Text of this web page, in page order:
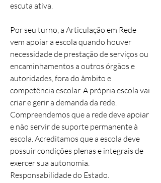
escuta ativa.
Por seu turno, a Articulação em Rede
vem apoiar a escola quando houver
necessidade de prestação de serviços ou
encaminhamentos a outros órgãos e
autoridades, fora do âmbito e
competência escolar. A própria escola vai
criar e gerir a demanda da rede.
Compreendemos que a rede deve apoiar
e não servir de suporte permanente à
escola. Acreditamos que a escola deve
possuir condições plenas e integrais de
exercer sua autonomia.
Responsabilidade do Estado.